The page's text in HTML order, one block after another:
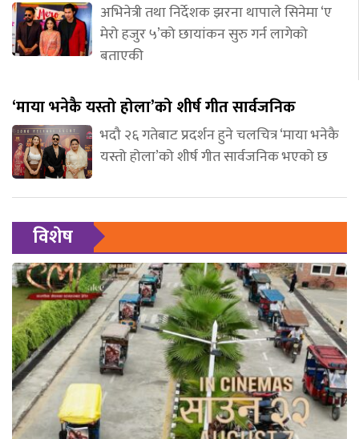
अभिनेत्री तथा निर्देशक झरना थापाले सिनेमा ‘ए
मेरो हजुर ५’को छायांकन सुरु गर्न लागेको
बताएकी
‘माया भनेकै यस्तो होला’को शीर्ष गीत सार्वजनिक
भदौ २६ गतेबाट प्रदर्शन हुने चलचित्र ‘माया भनेकै
यस्तो होला’को शीर्ष गीत सार्वजनिक भएको छ
विशेष